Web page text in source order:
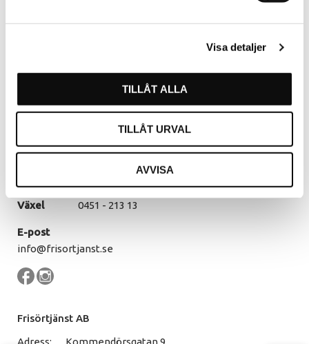
Visa detaljer
TILLÅT ALLA
TILLÅT URVAL
AVVISA
Öppettider
Måndag - Torsdag 07.30 - 16.00
07.30 - 14.30
Växel 0451 - 213 13
E-post
info@frisortjanst.se
Frisörtjänst AB